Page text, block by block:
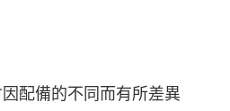
配備的不同而有所差異